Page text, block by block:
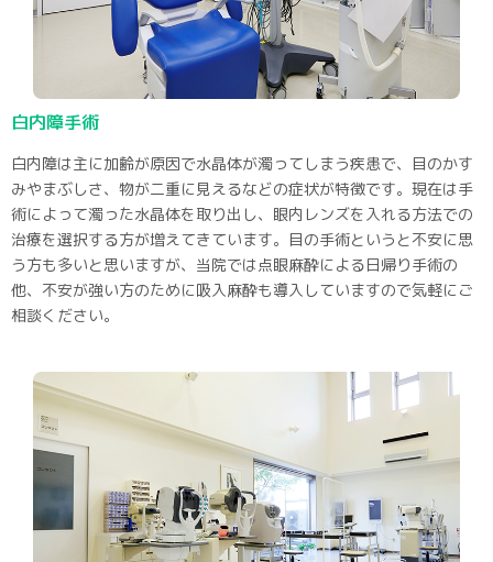
白内障手術
白内障は主に加齢が原因で水晶体が濁ってしまう疾患で、目のかす
みやまぶしさ、物が二重に見えるなどの症状が特徴です。現在は手
術によって濁った水晶体を取り出し、眼内レンズを入れる方法での
治療を選択する方が増えてきています。目の手術というと不安に思
う方も多いと思いますが、当院では点眼麻酔による日帰り手術の
他、不安が強い方のために吸入麻酔も導入していますので気軽にご
相談ください。